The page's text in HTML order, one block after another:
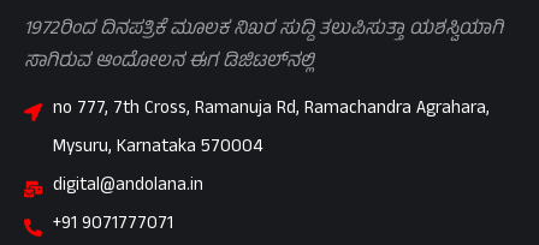
1972ರಿಂದ ದಿನಪತ್ರಿಕೆ ಮೂಲಕ ನಿಖರ ಸುದ್ದಿ ತಲುಪಿಸುತ್ತಾ ಯಶಸ್ವಿಯಾಗಿ
ಸಾಗಿರುವ ಆಂದೋಲನ ಈಗ ಡಿಜಿಟಲ್‌ನಲ್ಲಿ
no 777, 7th Cross, Ramanuja Rd, Ramachandra Agrahara,
Mysuru, Karnataka 570004
digital@andolana.in
+91 9071777071